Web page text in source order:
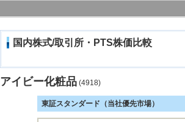
国内株式/取引所・PTS株価比較
アイビー化粧品 (4918)
東証スタンダード（当社優先市場）